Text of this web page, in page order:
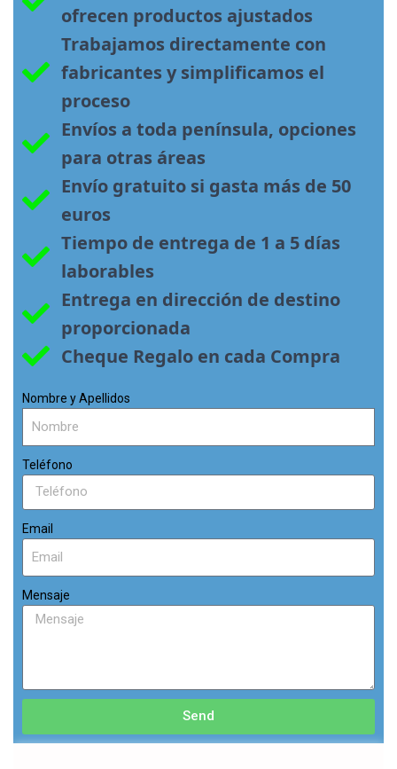
ofrecen productos ajustados
Trabajamos directamente con
fabricantes y simplificamos el
proceso
Envíos a toda península, opciones
para otras áreas
Envío gratuito si gasta más de 50
euros
Tiempo de entrega de 1 a 5 días
laborables
Entrega en dirección de destino
proporcionada
Cheque Regalo en cada Compra
Nombre y Apellidos
Teléfono
Email
Mensaje
Send